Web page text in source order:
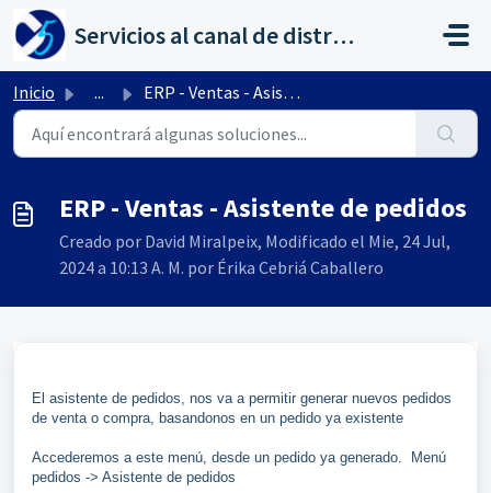
Saltar al contenido principal
Servicios al canal de distribución de AHORA
Inicio ... ERP - Ventas - Asistente de pedidos
ERP - Ventas - Asistente de pedidos
Creado por David Miralpeix, Modificado el Mie, 24 Jul,
2024 a 10:13 A. M. por Érika Cebriá Caballero
El asistente de pedidos, nos va a permitir generar nuevos pedidos
de venta o compra, basandonos en un pedido ya existente
Accederemos a este menú, desde un pedido ya generado. Menú
pedidos -> Asistente de pedidos